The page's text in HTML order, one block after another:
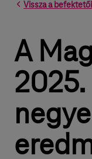
Vissza a
A